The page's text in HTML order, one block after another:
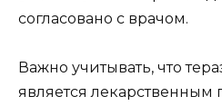
согласовано с врачом.
Важно учитывать, что
является